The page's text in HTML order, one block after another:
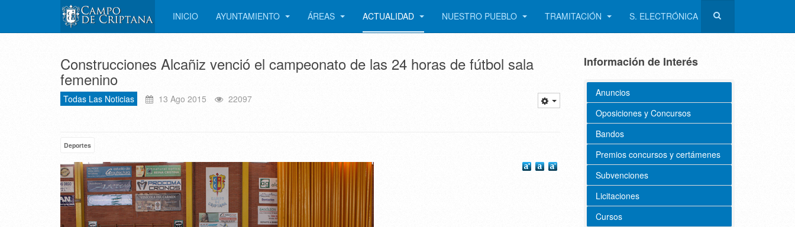
INICIO AYUNTAMIENTO ÁREAS ACTUALIDAD NUESTRO PUEBLO TRAMITACIÓN S. ELECTRÓNICA
Construcciones Alcañiz venció el campeonato de las 24 horas de fútbol sala
femenino
Todas Las Noticias 13 Ago 2015 22097
Deportes
Información de Interés
Anuncios
Oposiciones y Concursos
Bandos
Premios concursos y certámenes
Subvenciones
Licitaciones
Cursos